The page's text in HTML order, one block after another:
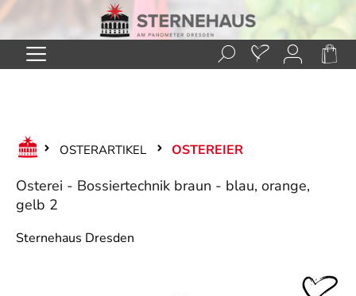
Zum Hauptinhalt springen
OSTERARTIKEL OSTEREIER
Osterei - Bossiertechnik braun - blau, orange,
gelb 2
Sternehaus Dresden